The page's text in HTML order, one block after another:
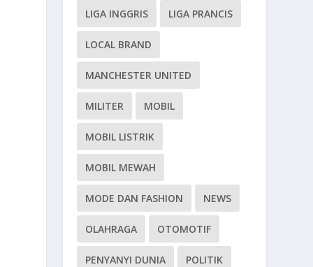
LIGA INGGRIS LIGA PRANCIS
LOCAL BRAND
MANCHESTER UNITED
MILITER MOBIL
MOBIL LISTRIK
MOBIL MEWAH
MODE DAN FASHION NEWS
OLAHRAGA OTOMOTIF
PENYANYI DUNIA POLITIK